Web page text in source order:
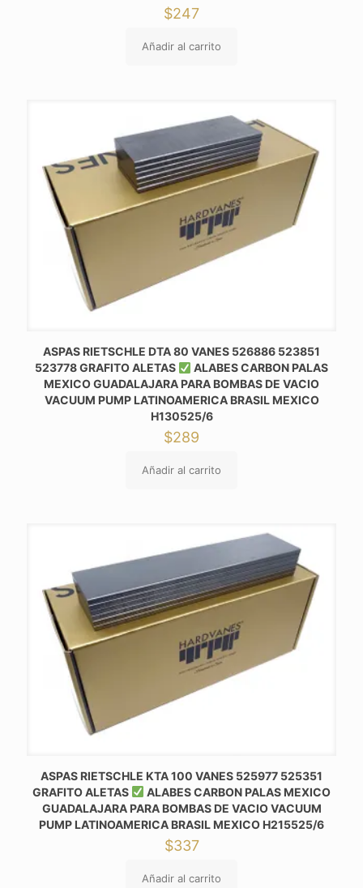
$247
Añadir al carrito
ASPAS RIETSCHLE DTA 80 VANES 526886 523851
523778 GRAFITO ALETAS
ALABES CARBON PALAS
MEXICO GUADALAJARA PARA BOMBAS DE VACIO
VACUUM PUMP LATINOAMERICA BRASIL MEXICO
H130525/6
$289
Añadir al carrito
ASPAS RIETSCHLE KTA 100 VANES 525977 525351
GRAFITO ALETAS
ALABES CARBON PALAS MEXICO
GUADALAJARA PARA BOMBAS DE VACIO VACUUM
PUMP LATINOAMERICA BRASIL MEXICO H215525/6
$337
Añadir al carrito